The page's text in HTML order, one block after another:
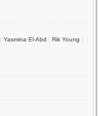
|Yasmina El-Abd |Rik Young |